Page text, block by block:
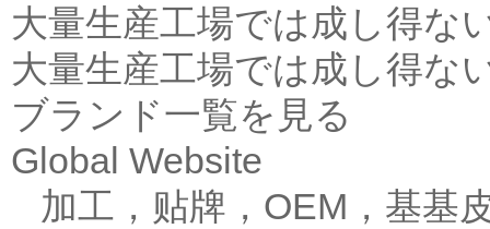
大量生産工場では成し得な
大量生産工場では成し得な
ブランド一覧を見る
Global Website
加工，贴牌，OEM，基基